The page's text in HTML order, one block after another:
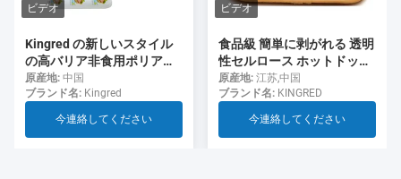
ビデオ
Kingred の新しいスタイル
の高バリア非食用ポリアミ
ド ソーセージ ケーシング食
品グレード
原産地: 中国
ブランド名: Kingred
今連絡してください
ビデオ
食品級 簡単に剥がれる 透明
性セルロース ホットドッグ
用のソーセージ
原産地: 江苏,中国
ブランド名: KINGRED
今連絡してください